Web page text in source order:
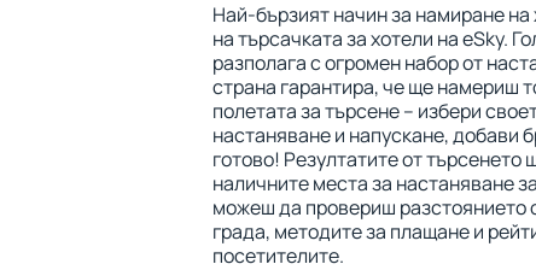
Най-бързият начин за намиране
на търсачката за хотели на eSky.
разполага с огромен набор от
страна гарантира, че ще намериш
полетата за търсене – избери
настаняване и напускане, добави
готово! Резултатите от търсенето
наличните места за настаняване
можеш да провериш разстоянието
града, методите за плащане и
посетителите.